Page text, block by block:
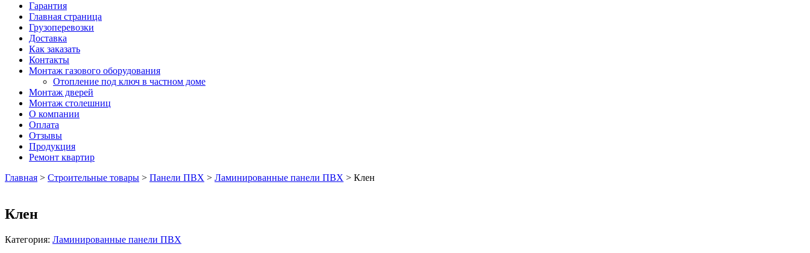
Гарантия
Главная страница
Грузоперевозки
Доставка
Как заказать
Контакты
Монтаж газового оборудования
Отопление под ключ в частном доме
Монтаж дверей
Монтаж столешниц
О компании
Оплата
Отзывы
Продукция
Ремонт квартир
Главная > Строительные товары > Панели ПВХ > Ламинированные панели ПВХ > Клен
Клен
Категория: Ламинированные панели ПВХ